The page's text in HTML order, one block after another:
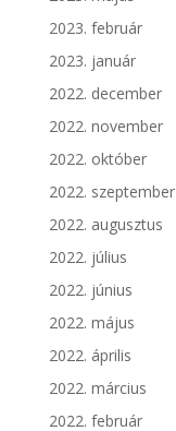
2023. február
2023. január
2022. december
2022. november
2022. október
2022. szeptember
2022. augusztus
2022. július
2022. június
2022. május
2022. április
2022. március
2022. február